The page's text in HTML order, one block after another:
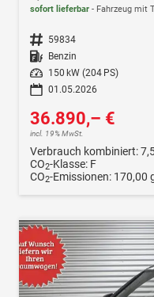
sofort lieferbar Fahrzeug mit
Fahrzeugnr. 59834
Kraftstoff Benzin
Leistung
150 kW (204 PS)
01.05.2026
36.890,– €
incl. 19% MwSt.
Verbrauch kombiniert:
CO2-Klasse: F
CO2-Emissionen: 170,00